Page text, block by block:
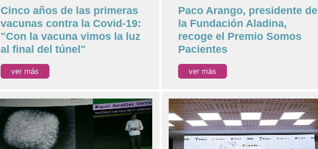
Cinco años de las primeras
vacunas contra la Covid-19:
"Con la vacuna vimos la luz
al final del túnel"
ver más
Paco Arango, presidente de
la Fundación Aladina,
recoge el Premio Somos
Pacientes
ver más